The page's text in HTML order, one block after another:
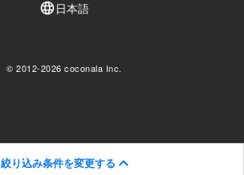
絞り込み条件を変更する